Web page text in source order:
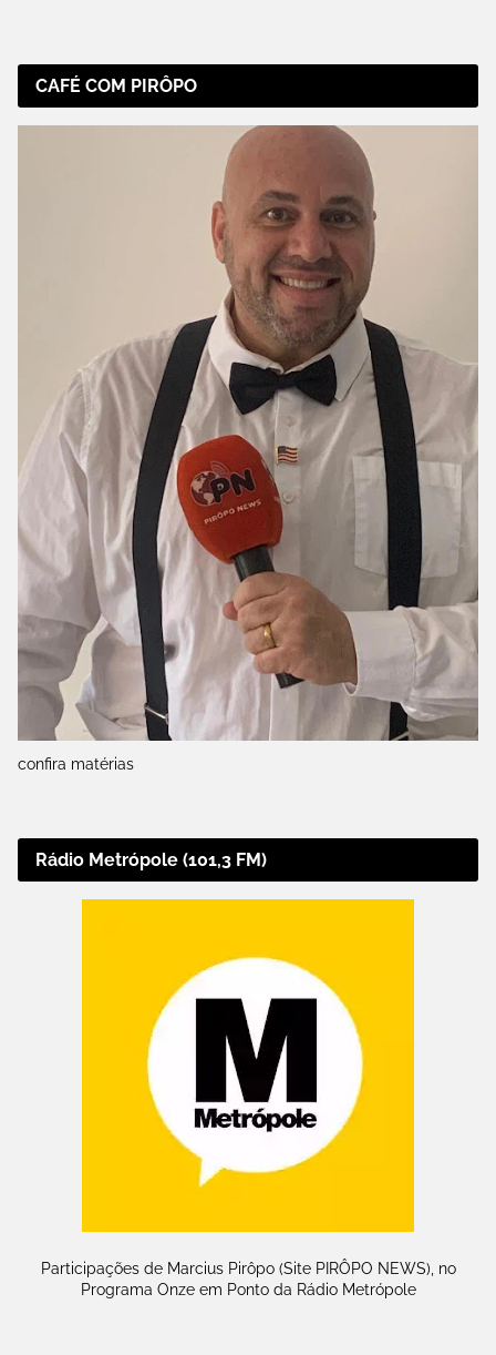
CAFÉ COM PIRÔPO
confira matérias
Rádio Metrópole (101,3 FM)
Participações de Marcius Pirôpo (Site PIRÔPO NEWS), no
Programa Onze em Ponto da Rádio Metrópole